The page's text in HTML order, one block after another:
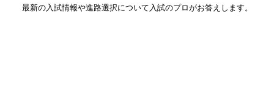
最新の入試情報や進路選択について入試のプロがお答えします。